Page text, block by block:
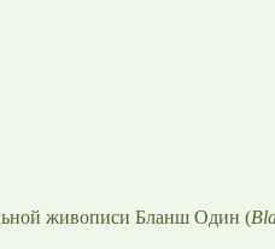
живописи Бланш Один (